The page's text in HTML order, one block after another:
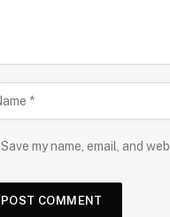
Save my name, email, and